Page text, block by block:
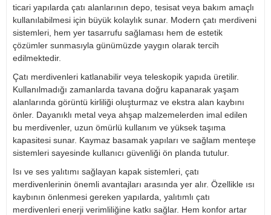
ticari yapılarda çatı alanlarının depo, tesisat veya bakım amaçlı
kullanılabilmesi için büyük kolaylık sunar. Modern çatı merdiveni
sistemleri, hem yer tasarrufu sağlaması hem de estetik
çözümler sunmasıyla günümüzde yaygın olarak tercih
edilmektedir.
Çatı merdivenleri katlanabilir veya teleskopik yapıda üretilir.
Kullanılmadığı zamanlarda tavana doğru kapanarak yaşam
alanlarında görüntü kirliliği oluşturmaz ve ekstra alan kaybını
önler. Dayanıklı metal veya ahşap malzemelerden imal edilen
bu merdivenler, uzun ömürlü kullanım ve yüksek taşıma
kapasitesi sunar. Kaymaz basamak yapıları ve sağlam menteşe
sistemleri sayesinde kullanıcı güvenliği ön planda tutulur.
Isı ve ses yalıtımı sağlayan kapak sistemleri, çatı
merdivenlerinin önemli avantajları arasında yer alır. Özellikle ısı
kaybının önlenmesi gereken yapılarda, yalıtımlı çatı
merdivenleri enerji verimliliğine katkı sağlar. Hem konfor artar